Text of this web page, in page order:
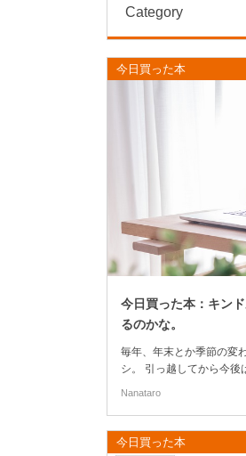
Category
今日買った本
今日買った本：キン
るのかな。
毎年、年末とか季節の変
シ。 引っ越してから今後
Nanataro
今日買った本